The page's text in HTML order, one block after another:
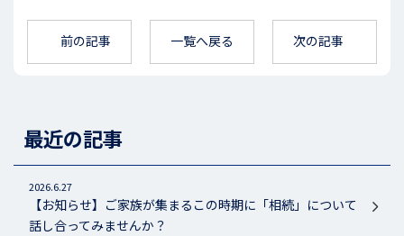
前の記事 一覧へ戻る 次の記事
最近の記事
2026.6.27
【お知らせ】ご家族が集まるこの時期に「相続」について
話し合ってみませんか？